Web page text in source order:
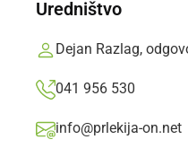
Uredništvo
Dejan Razlag,
041 956 530
info@prlekija-on.net